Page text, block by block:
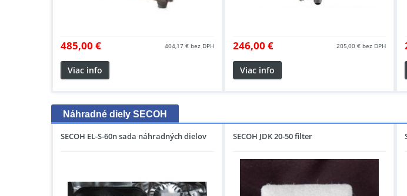
485,00 € 404,17 €bez DPH
Viac info
246,00 € 205,00 € bez DPH
Viac info
Náhradné diely SECOH
SECOH EL-S-60n sada náhradných dielov SECOH JDK 20-50 filter